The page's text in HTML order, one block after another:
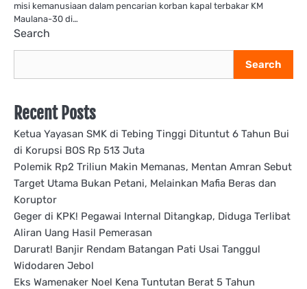
misi kemanusiaan dalam pencarian korban kapal terbakar KM
Maulana-30 di…
Search
Search
Recent Posts
Ketua Yayasan SMK di Tebing Tinggi Dituntut 6 Tahun Bui
di Korupsi BOS Rp 513 Juta
Polemik Rp2 Triliun Makin Memanas, Mentan Amran Sebut
Target Utama Bukan Petani, Melainkan Mafia Beras dan
Koruptor
Geger di KPK! Pegawai Internal Ditangkap, Diduga Terlibat
Aliran Uang Hasil Pemerasan
Darurat! Banjir Rendam Batangan Pati Usai Tanggul
Widodaren Jebol
Eks Wamenaker Noel Kena Tuntutan Berat 5 Tahun